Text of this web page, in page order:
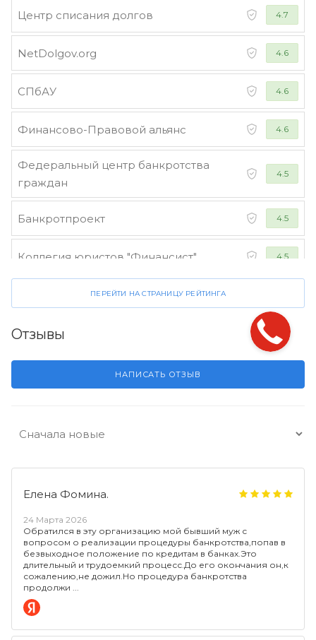
Центр списания долгов 4.7
NetDolgov.org 4.6
СПбАУ 4.6
Финансово-Правовой альянс 4.6
Федеральный центр банкротства
граждан
4.5
Банкротпроект 4.5
Коллегия юристов "Финансист" 4.5
ПЕРЕЙТИ НА СТРАНИЦУ РЕЙТИНГА
Отзывы
НАПИСАТЬ ОТЗЫВ
Елена Фомина.
24 Марта 2026
Обратился в эту организацию мой бывший муж с
вопросом о реализации процедуры банкротства,попав в
безвыходное положение по кредитам в банках.Это
длительный и трудоемкий процесс.До его окончания он,к
сожалению,не дожил.Но процедура банкротства
продолжи